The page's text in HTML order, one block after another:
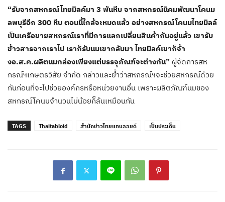
“รับจากสหกรณ์ไทยมิลค์มา 3 พันหีบ จากสหกรณ์นิคมพัฒนาโคนม
ลพบุรีอีก 300 หีบ ตอนนี้ใกล้จะหมดแล้ว อย่างสหกรณ์โคนมไทยมิลล์
เป็นเครือขายสหกรณ์เราที่มีการแลกเปลี่ยนสินค้ากันอยู่แล้ว เขารับ
ข้าวสารจากเราไป เราก็รับนมเขากลับมา ไทยมิลค์เขาก็จ้า
งอ.ส.ค.ผลิตนมกล่องเพียงแต่บรรจุภัณฑ์จะต่างกัน” ผู้จัดการสห
กรณ์ฯเกษตรวิสัย จำกัด กล่าวและย้ำว่าสหกรณ์ฯจะช่วยสหกรณ์ด้วย
กันก่อนที่จะไปช่วยองค์กรหรือหน่วยงานอื่น เพราะผลิตภัณฑ์นมของ
สหกรณ์โคนมจำนวนไม่น้อยก็ล้นเหมือนกัน
TAGS Thaitabloid สำนักข่าวไทยแทบลอยด์ เป็นประเด็น